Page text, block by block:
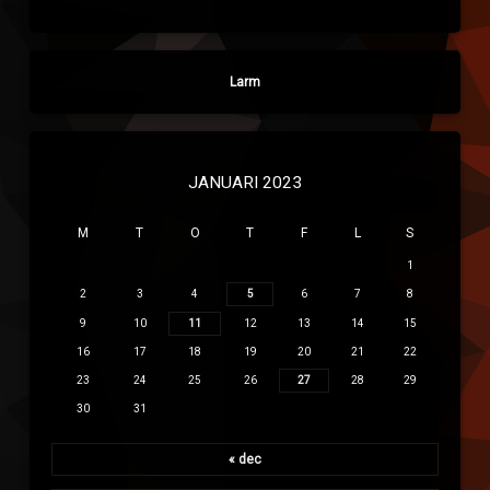
Larm
JANUARI 2023
M T O T F L S
1
2 3 4 5 6 7 8
9 10 11 12 13 14 15
16 17 18 19 20 21 22
23 24 25 26 27 28 29
30 31
« dec